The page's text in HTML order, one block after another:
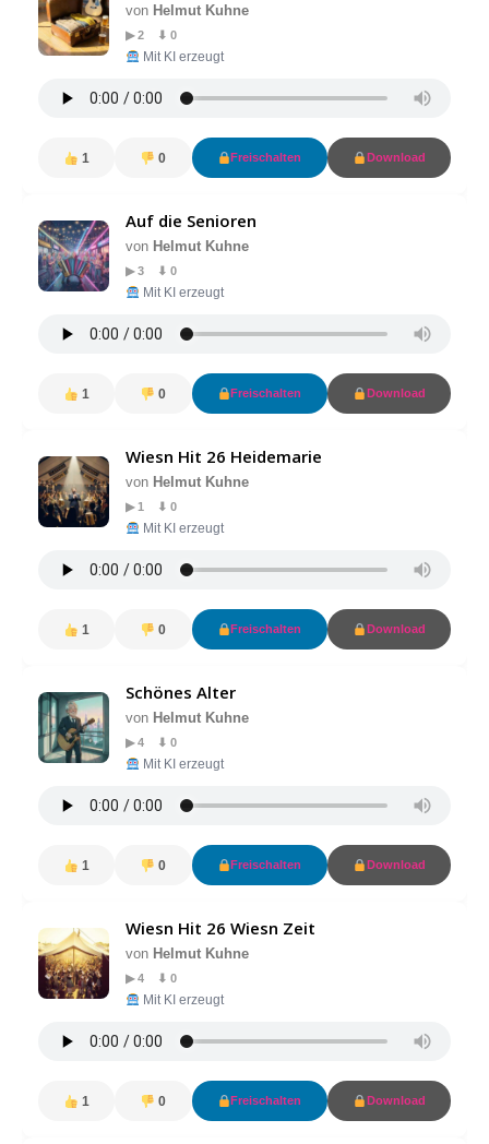
von Helmut Kuhne
▶ 2 ⬇ 0
Mit KI erzeugt
1 0 Freischalten Download
Auf die Senioren
von Helmut Kuhne
▶ 3 ⬇ 0
Mit KI erzeugt
1 0 Freischalten Download
Wiesn Hit 26 Heidemarie
von Helmut Kuhne
▶ 1 ⬇ 0
Mit KI erzeugt
1 0 Freischalten Download
Schönes Alter
von Helmut Kuhne
▶ 4 ⬇ 0
Mit KI erzeugt
1 0 Freischalten Download
Wiesn Hit 26 Wiesn Zeit
von Helmut Kuhne
▶ 4 ⬇ 0
Mit KI erzeugt
1 0 Freischalten Download